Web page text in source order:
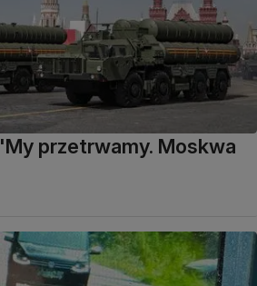
przetrwamy. Moskwa